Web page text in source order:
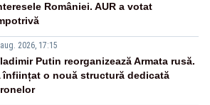
României. AUR a votat
2026, 17:15
Putin reorganizează Armata rusă.
înființat o nouă structură dedicată